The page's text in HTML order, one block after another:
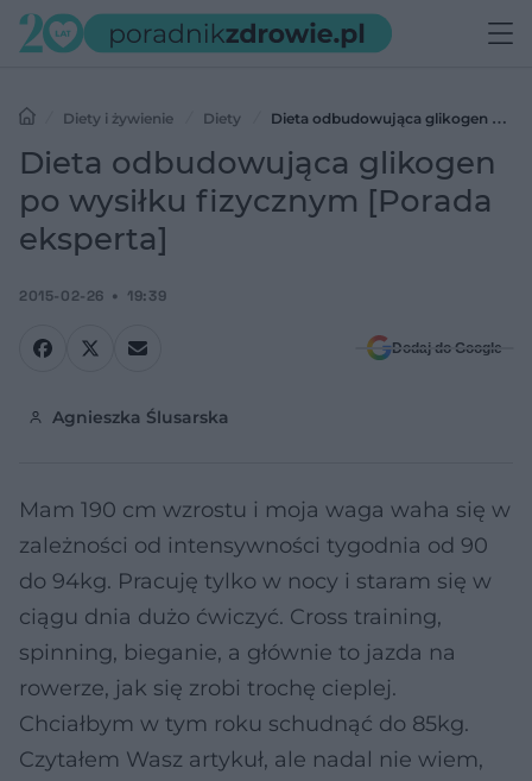
Diety i żywienie Diety
Dieta odbudowująca glikogen po
wysiłku fizycznym [Porada eksperta]
Dieta odbudowująca glikogen
po wysiłku fizycznym [Porada
eksperta]
2015-02-26 19:39
Dodaj do Google
Agnieszka Ślusarska
Mam 190 cm wzrostu i moja waga waha się w
zależności od intensywności tygodnia od 90
do 94kg. Pracuję tylko w nocy i staram się w
ciągu dnia dużo ćwiczyć. Cross training,
spinning, bieganie, a głównie to jazda na
rowerze, jak się zrobi trochę cieplej.
Chciałbym w tym roku schudnąć do 85kg.
Czytałem Wasz artykuł, ale nadal nie wiem,